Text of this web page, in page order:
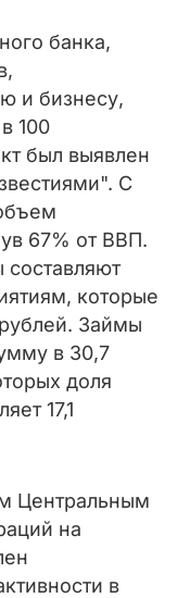
банка,
и бизнесу,
100
был выявлен
С
67% от ВВП.
которые
Займы
в 30,7
доля
17,1
Центральным
на
в